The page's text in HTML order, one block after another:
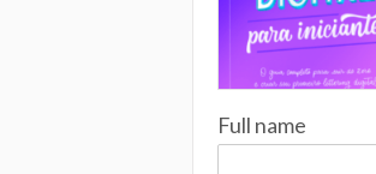
Full name